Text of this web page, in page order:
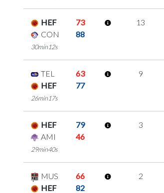
HEF
73
CON
88
30min12s
13
TEL
63
HEF
77
26min17s
9
HEF
79
AMI
46
29min40s
3
MUS
66
HEF
82
2